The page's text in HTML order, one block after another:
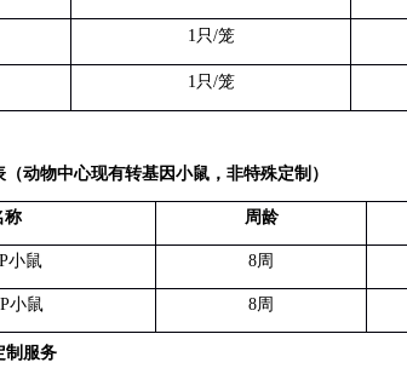
1只/笼
1只/笼
动物中心现有转基因小鼠，非特殊定制）
称 周龄
小鼠 8周
小鼠 8周
制服务